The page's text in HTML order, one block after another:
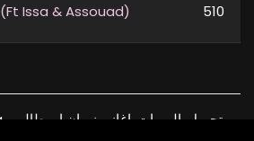
بروح وياك (Ft Issa & Assouad) 510